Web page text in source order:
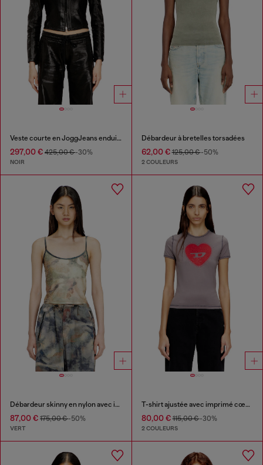
Veste courte en JoggJeans enduit brillant
297,00 € 425,00 €-30%
NOIR
Débardeur à bretelles torsadées
62,00 €125,00 €-50%
2 COULEURS
Débardeur skinny en nylon avec imprimé camo et détails en cristal
87,00 € 175,00 €-50%
VERT
T-shirt ajustée avec imprimé cœur et clous
80,00 €115,00 €-30%
2 COULEURS